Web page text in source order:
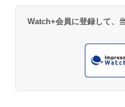
Watch+会員に登録して、